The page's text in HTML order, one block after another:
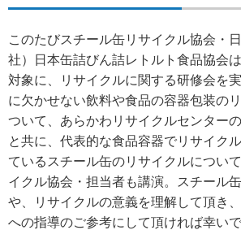
このたびスチール缶リサイクル協会・
社）日本缶詰びん詰レトルト食品協会
対象に、リサイクルに関する研修会を
に欠かせない飲料や食品の容器包装の
ついて、あらかわリサイクルセンター
と共に、代表的な食品容器でリサイク
ているスチール缶のリサイクルについ
イクル協会・担当者も講演。スチール
や、リサイクルの意義を理解して頂き
への指導のご参考にして頂ければ幸いで